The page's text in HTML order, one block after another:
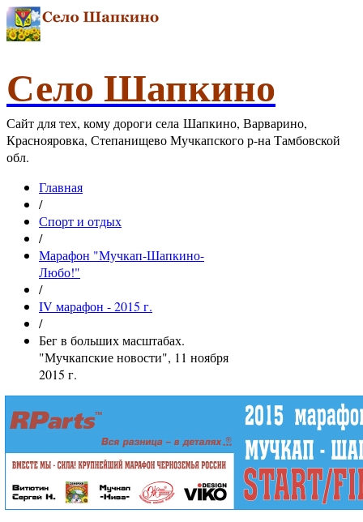
Село Шапкино
Сайт для тех, кому дороги села Шапкино, Варварино,
Краснояровка, Степанищево Мучкапского р-на Тамбовской
обл.
Главная
/
Спорт и отдых
/
Марафон "Мучкап-Шапкино-
Любо!"
/
IV марафон - 2015 г.
/
Бег в больших масштабах.
"Мучкапские новости", 11 ноября
2015 г.